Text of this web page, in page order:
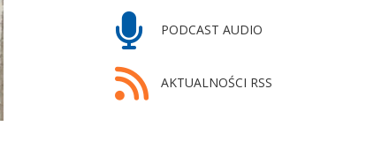
PODCAST AUDIO
AKTUALNOŚCI RSS